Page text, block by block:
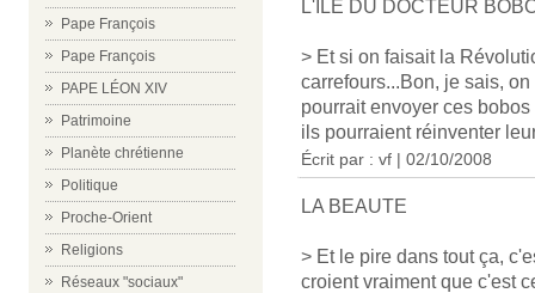
Pape François
Pape François
PAPE LÉON XIV
Patrimoine
Planète chrétienne
Politique
Proche-Orient
Religions
Réseaux "sociaux"
L'ÎLE DU DOCTEUR
> Et si on faisait la
carrefours...Bon, je sais,
pourrait envoyer ces
ils pourraient réinventer
Écrit par : vf | 02/10/2008
LA BEAUTE
> Et le pire dans tout ça,
croient vraiment que c'est